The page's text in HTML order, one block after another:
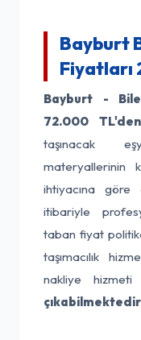
Bayburt
Fiyatları
Bayburt -
72.000
taşınacak
materyallerinin
ihtiyacına göre
itibariyle
taban fiyat
taşımacılık
nakliye